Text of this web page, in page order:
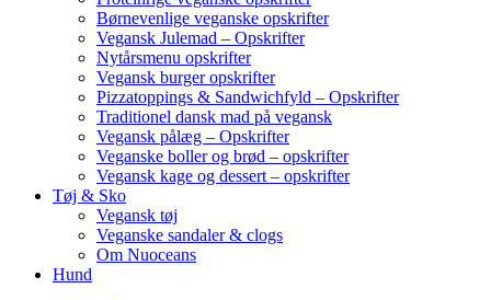
Børnevenlige veganske opskrifter
Vegansk Julemad – Opskrifter
Nytårsmenu opskrifter
Vegansk burger opskrifter
Pizzatoppings & Sandwichfyld – Opskrifter
Traditionel dansk mad på vegansk
Vegansk pålæg – Opskrifter
Veganske boller og brød – opskrifter
Vegansk kage og dessert – opskrifter
Tøj & Sko
Vegansk tøj
Veganske sandaler & clogs
Om Nuoceans
Hund